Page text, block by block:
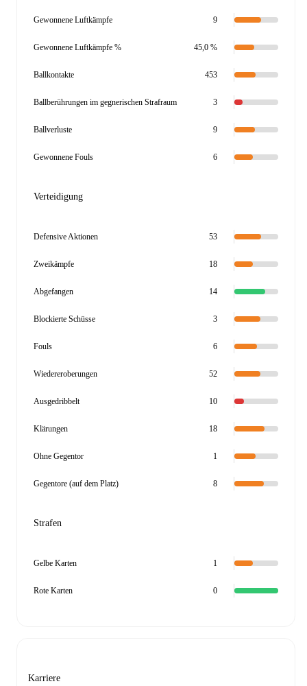
Gewonnene Luftkämpfe 9
Gewonnene Luftkämpfe % 45,0 %
Ballkontakte 453
Ballberührungen im gegnerischen Strafraum 3
Ballverluste 9
Gewonnene Fouls 6
Verteidigung
Defensive Aktionen 53
Zweikämpfe 18
Abgefangen 14
Blockierte Schüsse 3
Fouls 6
Wiedereroberungen 52
Ausgedribbelt 10
Klärungen 18
Ohne Gegentor 1
Gegentore (auf dem Platz) 8
Strafen
Gelbe Karten 1
Rote Karten 0
Karriere